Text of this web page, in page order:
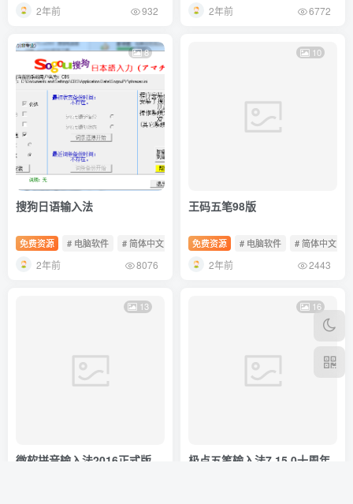
2年前 932 2年前 6772
8
搜狗日语输入法
免费资源 # 电脑软件 # 简体中文 # 免费软件
2年前 8076
10
王码五笔98版
免费资源 # 电脑软件 # 简体中文
2年前 2443
13
微软拼音输入法2016正式版
16
极点五笔输入法7.15.0十周年